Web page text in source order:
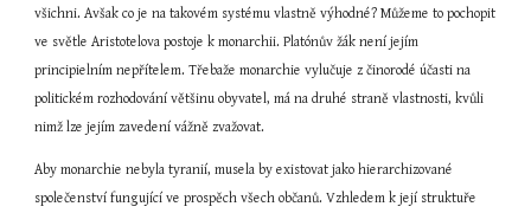
všichni. Avšak co je na takovém systému vlastně výhodné? Můžeme to pochopit
ve světle Aristotelova postoje k monarchii. Platónův žák není jejím
principielním nepřítelem. Třebaže monarchie vylučuje z činorodé účasti na
politickém rozhodování většinu obyvatel, má na druhé straně vlastnosti, kvůli
nimž lze jejím zavedení vážně zvažovat.
Aby monarchie nebyla tyranií, musela by existovat jako hierarchizované
společenství fungující ve prospěch všech občanů. Vzhledem k její struktuře